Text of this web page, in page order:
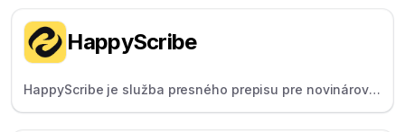
HappyScribe
HappyScribe je služba presného prepisu pre novinárov a
tvorcov, ktorá poskytuje možnosti prepisu pomocou